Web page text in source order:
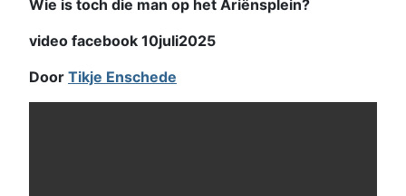
Wie is toch die man op het Ariënsplein?
video facebook 10juli2025
Door Tikje Enschede